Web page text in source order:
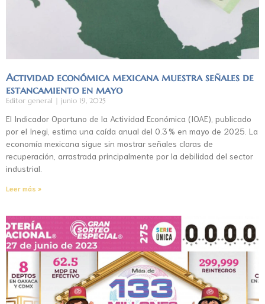
Actividad económica mexicana muestra señales de
estancamiento en mayo
Editor general junio 19, 2025
El Indicador Oportuno de la Actividad Económica (IOAE), publicado
por el Inegi, estima una caída anual del 0.3 % en mayo de 2025. La
economía mexicana sigue sin mostrar señales claras de
recuperación, arrastrada principalmente por la debilidad del sector
industrial.
Leer más »